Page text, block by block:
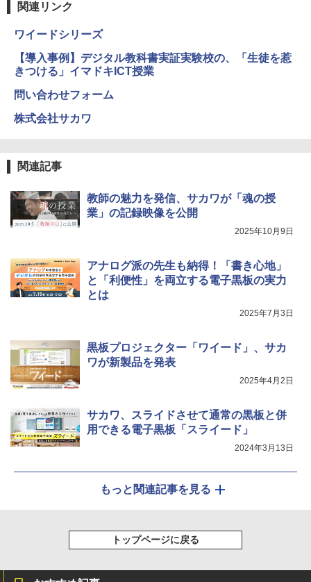
4
Joyreal モンテッソーリ ビジーボード 知
ボードゲーム 家族ゲーム 磁力 おもちゃ
磁気 テーブルゲーム こども プレゼント
4
￥1,320
4
クリエイティブトイビルド、シンプルな
メカニックキット|子供向けの可動部品、
ホリデープロジェクト、ギフトイベン
￥4,758
関連リンク
ワイードシリーズ
【導入事例】デジタル教科書実証実験校の、「生徒を惹
きつける」イマドキICT授業
問い合わせフォーム
株式会社サカワ
関連記事
教師の魅力を発信、サカワが「魂の授
業」の記録映像を公開
2025年10月9日
アナログ派の先生も納得！「書き心地」
と「利便性」を両立する電子黒板の実力
とは
2025年7月3日
黒板プロジェクター「ワイード」、サカ
ワが新製品を発表
2025年4月2日
サカワ、スライドさせて通常の黒板と併
用できる電子黒板「スライード」
2024年3月13日
もっと関連記事を見る
トップページに戻る